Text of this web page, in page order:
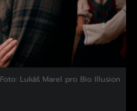
Foto: Lukáš Marel pro Bio Illusion